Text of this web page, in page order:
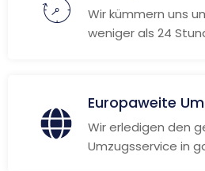
Wir kümmern uns
weniger als 24
Europaweite
Wir erledigen den
Umzugsservice in